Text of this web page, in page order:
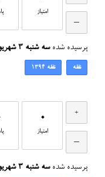
امتیاز
پرسیده شده سه شنبه ۳ شهریور ۱۳۹۴
نفقه نفقه ۱۳۹۴
0
امتیاز
پرسیده شده سه شنبه ۳ شهریور ۱۳۹۴